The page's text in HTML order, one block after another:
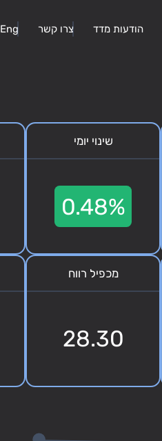
הודעות מדד צרו קשר Eng
שינוי יומי
0.48%
מכפיל רווח
28.30